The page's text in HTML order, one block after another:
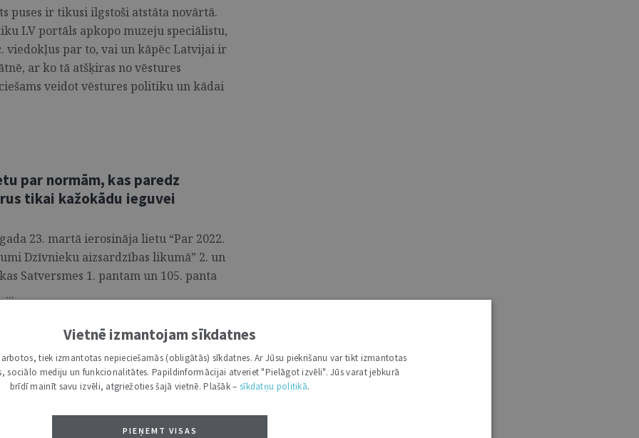
puses ir tikusi ilgstoši atstāta novārtā.
LV portāls apkopo muzeju speciālistu,
viedokļus par to, vai un kāpēc Latvijai ir
ar ko tā atšķiras no vēstures
veidot vēstures politiku un kādai
par normām, kas paredz
tikai kažokādu ieguvei
23. martā ierosināja lietu “Par 2022.
Dzīvnieku aizsardzības likumā” 2. un
Satversmes 1. pantam un 105. panta
...
pirmajās 100 dienās:
stiprināts Latvijas atbalsts
Vietnē izmantojam sīkdatnes
tiek izmantotas nepieciešamās (obligātās) sīkdatnes. Ar Jūsu piekrišanu var tikt izmantotas
sociālo mediju un funkcionalitātes. Papildinformācijai atveriet "Pielāgot izvēli". Jūs varat jebkurā
brīdī mainīt savu izvēli, atgriežoties šajā vietnē. Plašāk – sīkdatņu politikā.
PIEŅEMT VISAS